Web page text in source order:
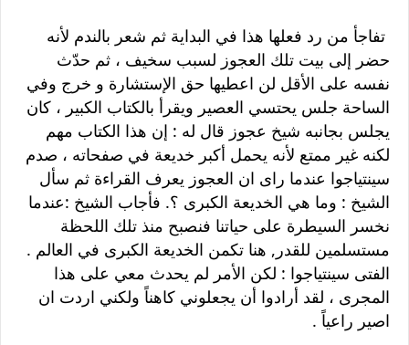
تفاجأ من رد فعلها هذا في البداية ثم شعر بالندم لأنه
حضر إلى بيت تلك العجوز لسبب سخيف ، ثم حدّث
نفسه على الأقل لن اعطيها حق الإستشارة و خرج وفي
الساحة جلس يحتسي العصير ويقرأ بالكتاب الكبير ، كان
يجلس بجانبه شيخ عجوز قال له : إن هذا الكتاب مهم
لكنه غير ممتع لأنه يحمل أكبر خديعة في صفحاته ، صدم
سينتياجوا عندما راى ان العجوز يعرف القراءة ثم سأل
الشيخ : وما هي الخديعة الكبرى ؟. فأجاب الشيخ :عندما
نخسر السيطرة على حياتنا فنصبح منذ تلك اللحظة
مستسلمين للقدر, هنا تكمن الخديعة الكبرى في العالم .
الفتى سينتياجوا : لكن الأمر لم يحدث معي على هذا
المجرى ، لقد أرادوا أن يجعلوني كاهناً ولكني اردت ان
اصير راعياً .